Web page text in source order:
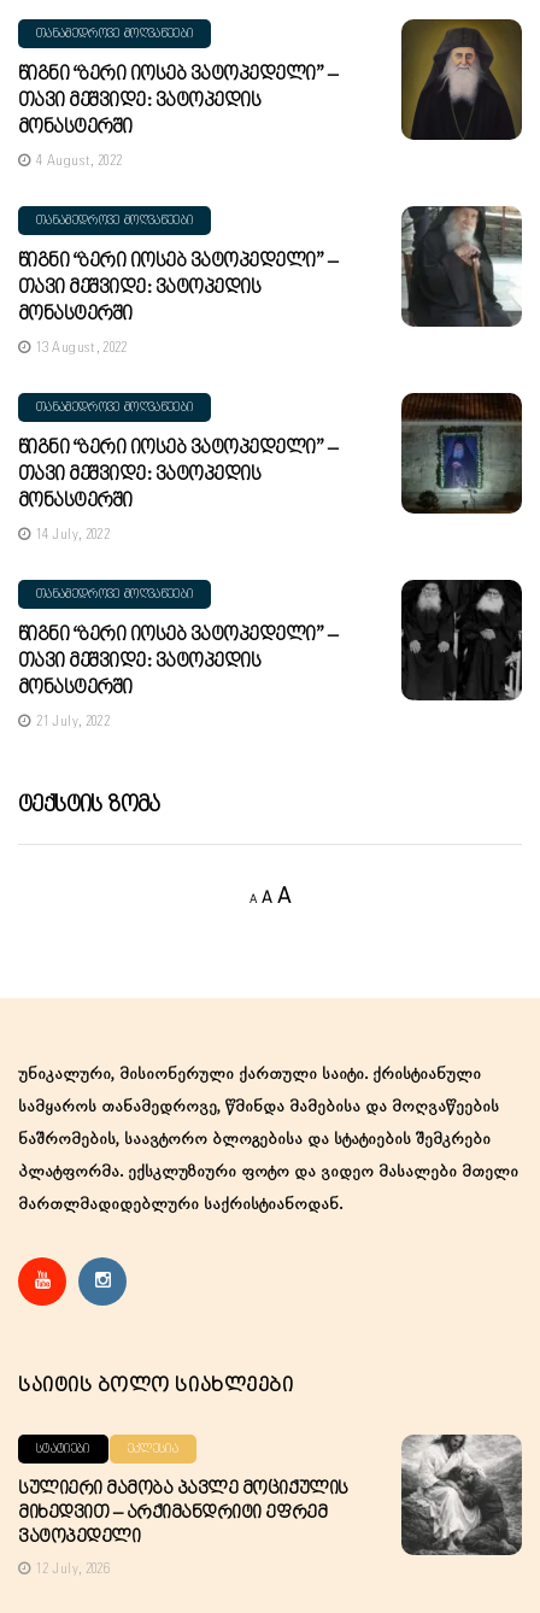
ᲗᲐᲜᲐᲛᲔᲓᲠᲝᲕᲔ ᲛᲝᲦᲕᲐᲬᲔᲔᲑᲘ
Წიგნი “ბერი Იოსებ Ვატოპედელი” –
Თავი Მეშვიდე: Ვატოპედის
Მონასტერში
4 August, 2022
ᲗᲐᲜᲐᲛᲔᲓᲠᲝᲕᲔ ᲛᲝᲦᲕᲐᲬᲔᲔᲑᲘ
Წიგნი “ბერი Იოსებ Ვატოპედელი” –
Თავი Მეშვიდე: Ვატოპედის
Მონასტერში
13 August, 2022
ᲗᲐᲜᲐᲛᲔᲓᲠᲝᲕᲔ ᲛᲝᲦᲕᲐᲬᲔᲔᲑᲘ
Წიგნი “ბერი Იოსებ Ვატოპედელი” –
Თავი Მეშვიდე: Ვატოპედის
Მონასტერში
14 July, 2022
ᲗᲐᲜᲐᲛᲔᲓᲠᲝᲕᲔ ᲛᲝᲦᲕᲐᲬᲔᲔᲑᲘ
Წიგნი “ბერი Იოსებ Ვატოპედელი” –
Თავი Მეშვიდე: Ვატოპედის
Მონასტერში
21 July, 2022
Ტექსტის Ზომა
A
Decrease
A Reset
AIncrease
უნიკალური, მისიონერული ქართული საიტი. ქრისტიანული
სამყაროს თანამედროვე, წმინდა მამებისა და მოღვაწეების
ნაშრომების, საავტორო ბლოგებისა და სტატიების შემკრები
პლატფორმა. ექსკლუზიური ფოტო და ვიდეო მასალები მთელი
მართლმადიდებლური საქრისტიანოდან.
Საიტის Ბოლო Სიახლეები
ᲡᲢᲐᲢᲘᲔᲑᲘ ᲔᲙᲚᲔᲡᲘᲐ
Სულიერი Მამობა Პავლე Მოციქულის
Მიხედვით – Არქიმანდრიტი Ეფრემ
Ვატოპედელი
12 July, 2026